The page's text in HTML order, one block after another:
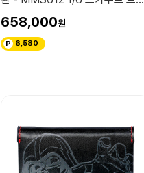
658,000
6,580